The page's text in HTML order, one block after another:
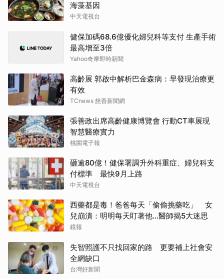
海藻基因
中天電視台
健保加碼68.6億優化婦兒科等支付 生產手術
最高增至3倍
Yahoo奇摩即時新聞
高齡展 郭啟中解析巴金森病：早發現治療更
有效
TCnews 慈善新聞網
張善政出席高齡健康博覽會 行動CT車展現
智慧醫療實力
桃園電子報
砸逾80億！健保署調升外科重症、婦兒科支
付標準 最快9月上路
中天電視台
西藥都是毒！爸爸每天「偷偷挑藥吃」 女
兒崩潰：明明每天盯著他…醫師揭5大迷思
鏡報
失智照護不只找回家的路 更要補上社會安
全網缺口
台灣好新聞